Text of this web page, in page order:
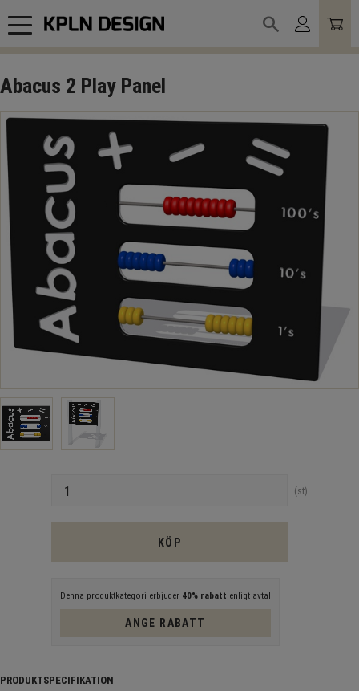
Meny
Abacus 2 Play Panel
st
KÖP
Denna produktkategori erbjuder 40% rabatt enligt avtal
ANGE RABATT